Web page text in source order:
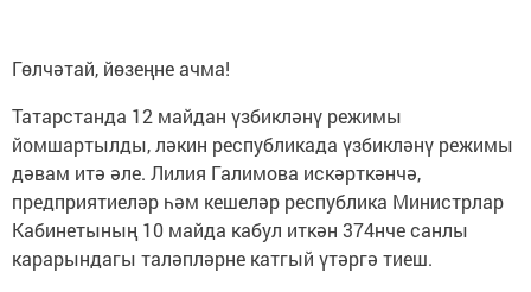
Гөлчәтай, йөзеңне ачма!
Татарстанда 12 майдан үзбикләнү режимы
йомшартылды, ләкин республикада үзбикләнү режимы
дәвам итә әле. Лилия Галимова искәрткәнчә,
предприятиеләр һәм кешеләр республика Министрлар
Кабинетының 10 майда кабул иткән 374нче санлы
карарындагы таләпләрне катгый үтәргә тиеш.